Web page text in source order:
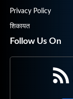
Privacy Policy
शिकायत
Follow Us On